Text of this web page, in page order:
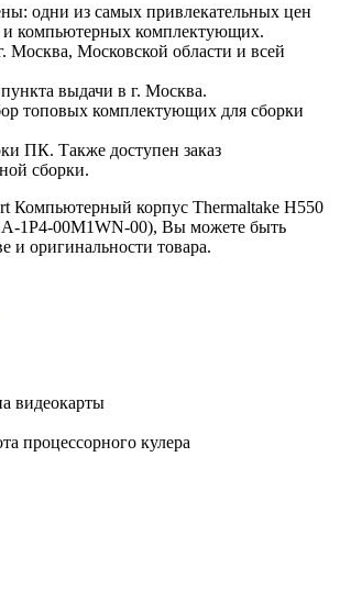
одни из самых привлекательных цен
компьютерных комплектующих.
Москва, Московской области и всей
выдачи в г. Москва.
топовых комплектующих для сборки
ПК. Также доступен заказ
сборки.
Компьютерный корпус Thermaltake H550
1P4-00M1WN-00), Вы можете быть
и оригинальности товара.
видеокарты
процессорного кулера